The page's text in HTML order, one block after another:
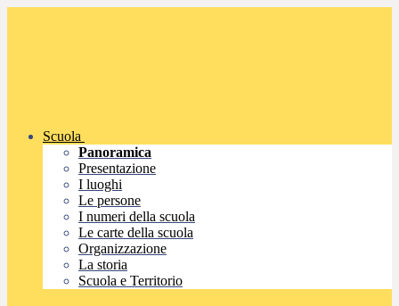
Scuola
Panoramica
Presentazione
I luoghi
Le persone
I numeri della scuola
Le carte della scuola
Organizzazione
La storia
Scuola e Territorio